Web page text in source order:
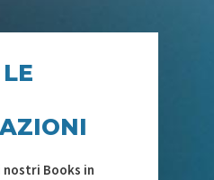
Books in